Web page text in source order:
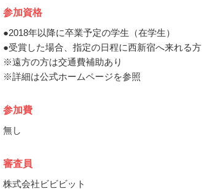
参加資格
●2018年以降に卒業予定の学生（在学生）
●受賞した場合、指定の日程に西新宿へ来れる方
※遠方の方は交通費補助あり
※詳細は公式ホームページを参照
参加費
無し
審査員
株式会社ビビビット